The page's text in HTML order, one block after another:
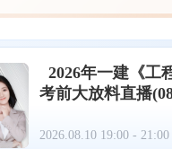
2026年一建《工
考前大放料直播
2026.08.10 19:00 - 21:00